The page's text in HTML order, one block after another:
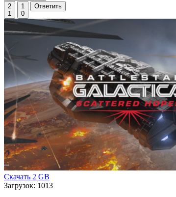
2
1
1
0
Ответить
Скачать 2 GB
Загрузок: 1013